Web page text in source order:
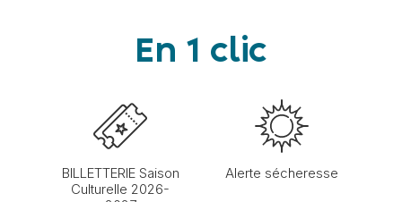
En 1 clic
BILLETTERIE Saison
Culturelle 2026-
Alerte sécheresse